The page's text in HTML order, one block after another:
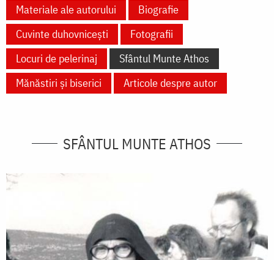
Materiale ale autorului
Biografie
Cuvinte duhovnicești
Fotografii
Locuri de pelerinaj
Sfântul Munte Athos
Mănăstiri și biserici
Articole despre autor
SFÂNTUL MUNTE ATHOS